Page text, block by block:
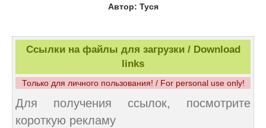
Автор: Туся
Ссылки на файлы для загрузки / Download
links
Только для личного пользования! / For personal use only!
Для получения ссылок, посмотрите
короткую рекламу